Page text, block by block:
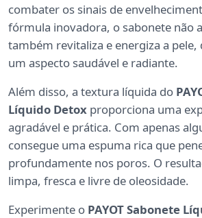
combater os sinais de
fórmula inovadora, o sabonete não
também revitaliza e energiza a pele,
um aspecto saudável e radiante.
Além disso, a textura líquida do
Líquido Detox proporciona uma
agradável e prática. Com apenas
consegue uma espuma rica que
profundamente nos poros. O
limpa, fresca e livre de oleosidade.
Experimente o PAYOT Sabonete